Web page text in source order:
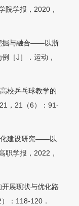
院学报，2020，
掘与融合——以浙
［J］．运动，
校乒乓球教学的
，21（6）：91-
化建设研究——以
职学报，2022，
展现状与优化路
：118-120．